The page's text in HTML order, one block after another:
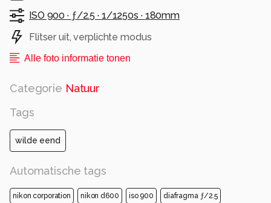
ISO 900 · ƒ/2.5 · 1/1250s · 180mm
Flitser uit, verplichte modus
Alle foto informatie tonen
Categorie Natuur
Tags
wilde eend
Automatische tags
nikon corporation nikon d600 iso 900 diafragma ƒ/2.5